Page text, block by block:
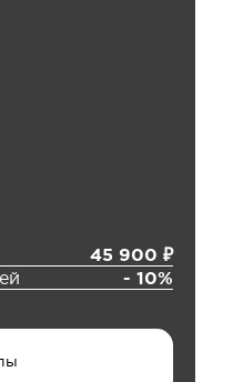
45 900 ₽
- 10%